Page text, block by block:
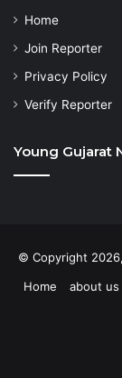
Home
Join Reporter
Privacy Policy
Verify Reporter
Young Gujarat
© Copyright
Home
about us